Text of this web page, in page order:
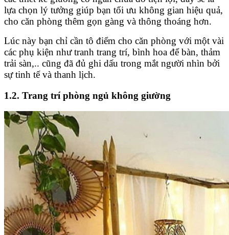
lựa chọn lý tưởng giúp bạn tối ưu không gian hiệu quả,
cho căn phòng thêm gọn gàng và thông thoáng hơn.
Lúc này bạn chỉ cần tô điểm cho căn phòng với một vài
các phụ kiện như tranh trang trí, bình hoa để bàn, thảm
trải sàn,.. cũng đã đủ ghi dấu trong mắt người nhìn bởi
sự tinh tế và thanh lịch.
1.2. Trang trí phòng ngủ không giường